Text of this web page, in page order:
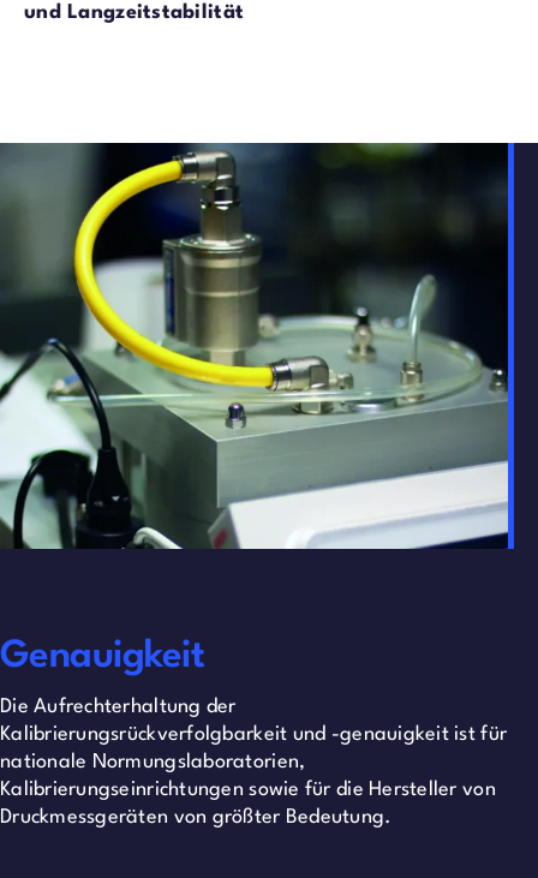
und Langzeitstabilität
Genauigkeit
Die Aufrechterhaltung der
Kalibrierungsrückverfolgbarkeit und -genauigkeit ist für
nationale Normungslaboratorien,
Kalibrierungseinrichtungen sowie für die Hersteller von
Druckmessgeräten von größter Bedeutung.